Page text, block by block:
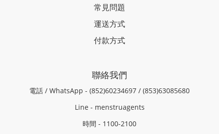
常見問題
運送方式
付款方式
聯絡我們
電話 / WhatsApp - (852)60234697 / (853)63085680
Line - menstruagents
時間 - 1100-2100